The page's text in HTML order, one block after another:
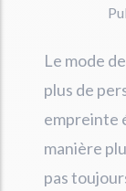
Le mode
plus de
empreinte
manière
pas